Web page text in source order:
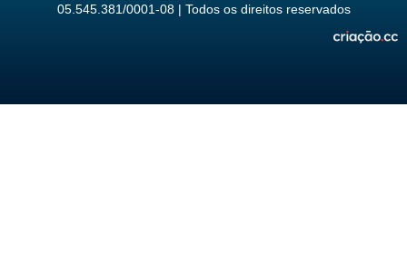
05.545.381/0001-08 | Todos os direitos reservados